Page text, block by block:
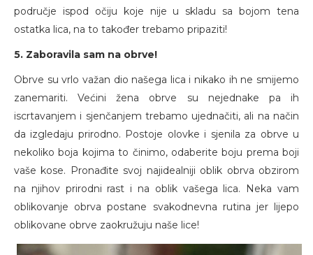
područje ispod očiju koje nije u skladu sa bojom tena
ostatka lica, na to također trebamo pripaziti!
5. Zaboravila sam na obrve!
Obrve su vrlo važan dio našega lica i nikako ih ne smijemo
zanemariti. Većini žena obrve su nejednake pa ih
iscrtavanjem i sjenčanjem trebamo ujednačiti, ali na način
da izgledaju prirodno. Postoje olovke i sjenila za obrve u
nekoliko boja kojima to činimo, odaberite boju prema boji
vaše kose. Pronađite svoj najidealniji oblik obrva obzirom
na njihov prirodni rast i na oblik vašega lica. Neka vam
oblikovanje obrva postane svakodnevna rutina jer lijepo
oblikovane obrve zaokružuju naše lice!